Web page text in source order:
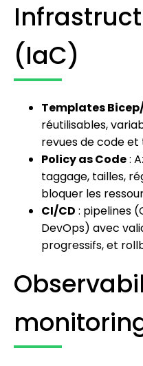
(IaC)
Templates
réutilisables,
revues de code
Policy as Code:
taggage, tailles,
bloquer les
CI/CD : pipelines
DevOps) avec
progressifs, et